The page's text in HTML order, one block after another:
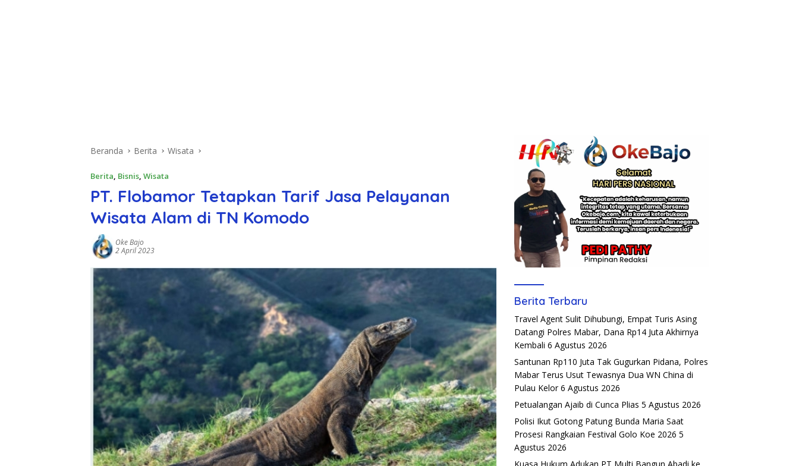
Beranda Berita Wisata
Berita, Bisnis, Wisata
PT. Flobamor Tetapkan Tarif Jasa Pelayanan
Wisata Alam di TN Komodo
Oke Bajo
2 April 2023
Berita Terbaru
Travel Agent Sulit Dihubungi, Empat Turis Asing
Datangi Polres Mabar, Dana Rp14 Juta Akhirnya
Kembali 6 Agustus 2026
Santunan Rp110 Juta Tak Gugurkan Pidana, Polres
Mabar Terus Usut Tewasnya Dua WN China di
Pulau Kelor 6 Agustus 2026
Petualangan Ajaib di Cunca Plias 5 Agustus 2026
Polisi Ikut Gotong Patung Bunda Maria Saat
Prosesi Rangkaian Festival Golo Koe 2026 5
Agustus 2026